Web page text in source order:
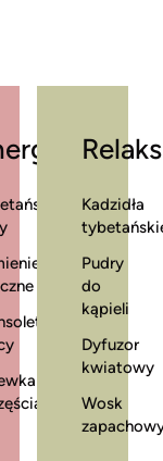
Relaks
Kadzidła
Pudry
do
kąpieli
Dyfuzor
kwiatowy
Wosk